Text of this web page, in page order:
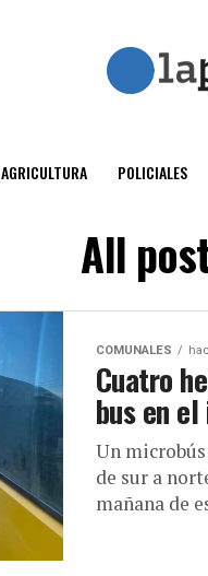
AGRICULTURA POLICIALES
All
COMUNALES
Cuatro
bus en
Un
de sur a
mañana de